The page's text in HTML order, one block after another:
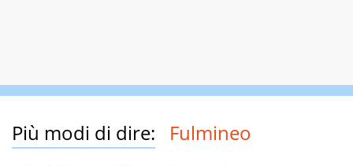
Più modi di dire: Fulmineo